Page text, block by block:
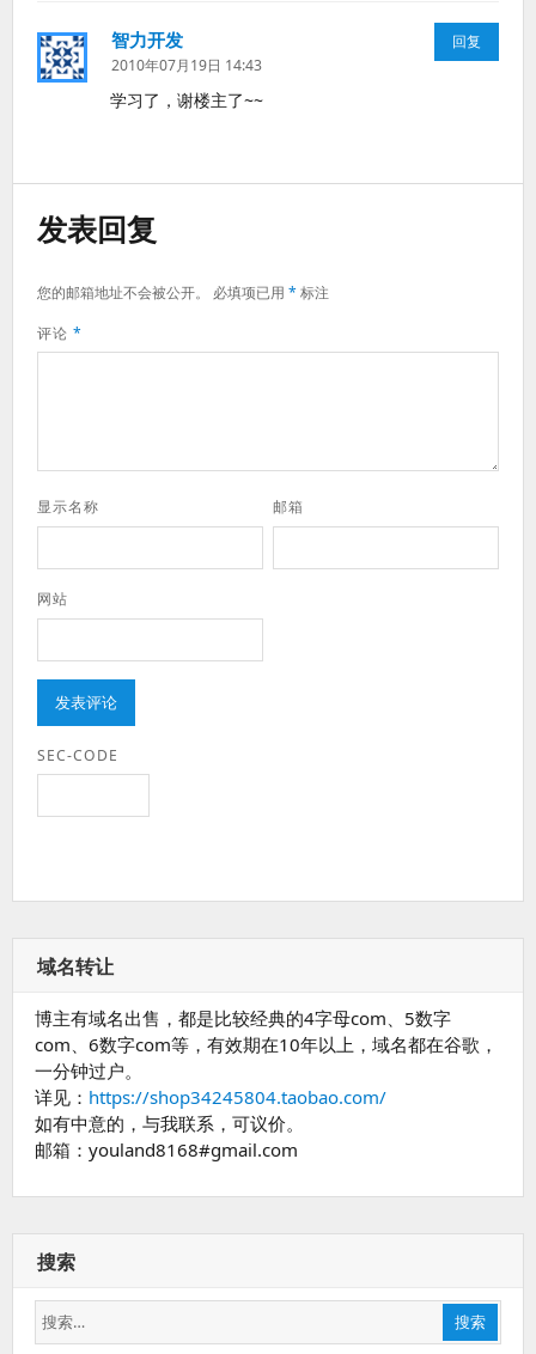
智力开发
道：
2010年07月19日 14:43
学习了，谢楼主了~~
回复
发表回复
您的邮箱地址不会被公开。 必填项已用 *标注
评论 *
显示名称 邮箱
网站
SEC-CODE
域名转让
博主有域名出售，都是比较经典的4字母com、5数字
com、6数字com等，有效期在10年以上，域名都在谷歌，
一分钟过户。
详见： https://shop34245804.taobao.com/
如有中意的，与我联系，可议价。
邮箱：youland8168#gmail.com
搜索
搜
索：
搜索